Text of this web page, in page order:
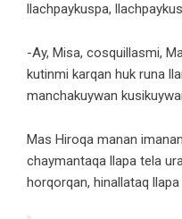
llachpaykuspa,
-Ay, Misa, cosquillasmi,
kutinmi karqan huk runa
manchakuywan
Mas Hiroqa manan
chaymantaqa llapa tela
horqorqan, hinallataq